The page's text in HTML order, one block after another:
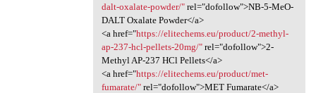
dalt-oxalate-powder/"rel="dofollow">NB-5-MeO-
DALT Oxalate Powder</a>
<a href="https://elitechems.eu/product/2-methyl-
ap-237-hcl-pellets-20mg/"rel="dofollow">2-
Methyl AP-237 HCl Pellets</a>
<a href="https://elitechems.eu/product/met-
fumarate/"rel="dofollow">MET Fumarate</a>